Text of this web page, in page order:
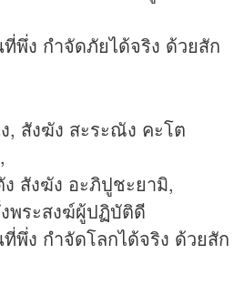
พึ่ง กำจัดภัยได้จริง ด้วยสัก
, สังฆัง สะระณัง คะโต
สังฆัง อะภิปูชะยามิ,
พระสงฆ์ผู้ปฏิบัติดี
พึ่ง กำจัดโลกได้จริง ด้วยสัก